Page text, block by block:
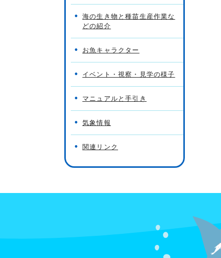
海の生き物と種苗生産作業な
どの紹介
お魚キャラクター
イベント・視察・見学の様子
マニュアルと手引き
気象情報
関連リンク